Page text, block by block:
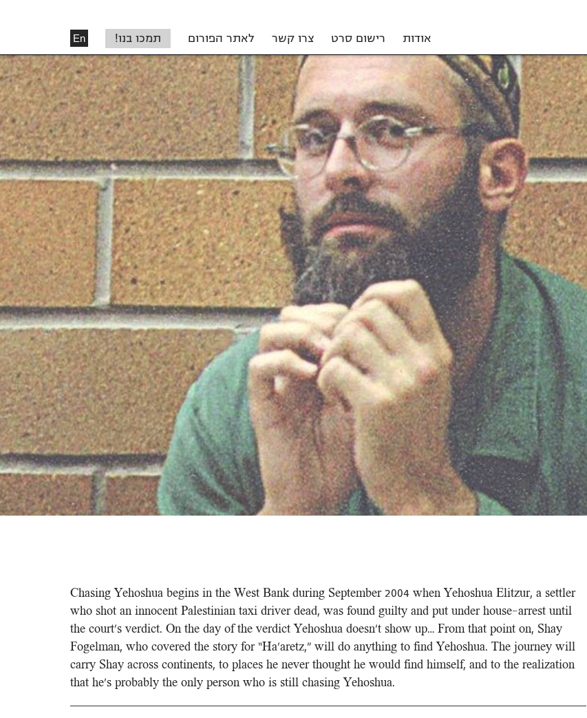
אודות רישום סרט צרו קשר לאתר הפורום תמכו בנו! En
Chasing Yehoshua begins in the West Bank during September 2004 when Yehoshua Elitzur, a settler
who shot an innocent Palestinian taxi driver dead, was found guilty and put under house-arrest until
the court’s verdict. On the day of the verdict Yehoshua doesn’t show up… From that point on, Shay
Fogelman, who covered the story for “Ha’aretz,” will do anything to find Yehoshua. The journey will
carry Shay across continents, to places he never thought he would find himself, and to the realization
that he’s probably the only person who is still chasing Yehoshua.